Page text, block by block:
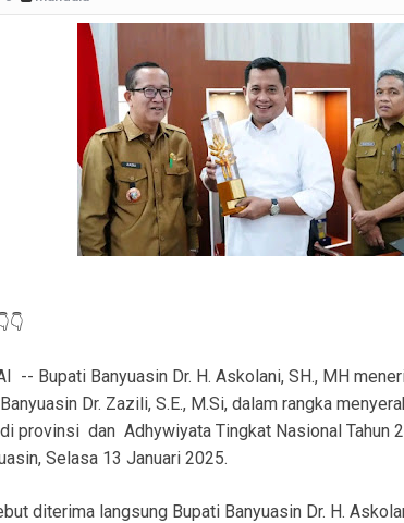
I Ungkap Kasus Curanmor, Pelaku dan Barang Bukti Berhasil
3C dan Kecelakaan, Satlantas Polres PALI Gelar Patroli Subuh di
Malam Hari, Polsek Penukal Utara Intensifkan Patroli KRYD
II Berhasil Ungkap Pencurian Perangkat BTS di Banyuasin II,
Amankan Terduga Pengedar Ekstasi di Abab, Barang Bukti
Maut, Polisi Ungkap Kronologi Penusukan di Depan Pasar
Amankan Terduga Pelaku Pencurian Dua Unit Telepon Genggam.
-- Bupati Banyuasin Dr. H. Askolani, SH., MH
Dr. Zazili, S.E., M.Si, dalam rangka
provinsi dan Adhywiyata Tingkat Nasional Tahun
Selasa 13 Januari 2025.
diterima langsung Bupati Banyuasin Dr. H.